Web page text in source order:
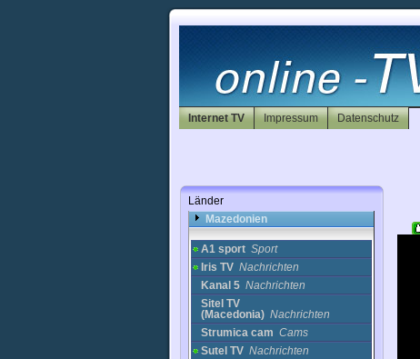
Internet TV Impressum Datenschutz
Länder
Kasachstan
Katar
Korea
Kroatien
Kuwait
Lettland
Malta
Marokko
Mazedonien
A1 sport Sport
Iris TV Nachrichten
Kanal 5 Nachrichten
Sitel TV
(Macedonia) Nachrichten
Strumica cam Cams
Sutel TV Nachrichten